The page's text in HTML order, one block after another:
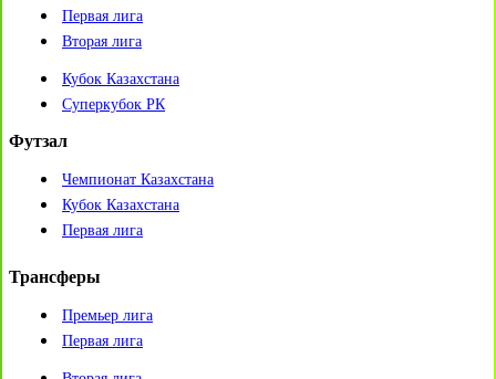
Первая лига
Вторая лига
Кубок Казахстана
Суперкубок РК
Футзал
Чемпионат Казахстана
Кубок Казахстана
Первая лига
Трансферы
Премьер лига
Первая лига